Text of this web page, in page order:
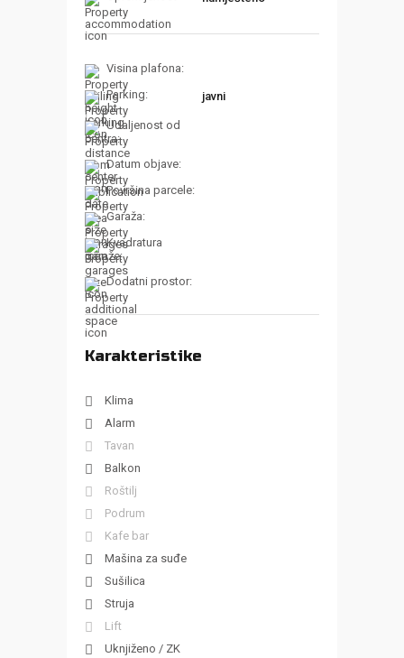
Visina plafona:
Parking:
javni
Udaljenost od
centra:
Datum objave:
Površina parcele:
Garaža:
Kvadratura
garaže:
Dodatni prostor:
Karakteristike
Klima
Alarm
Tavan
Balkon
Roštilj
Podrum
Kafe bar
Mašina za suđe
Sušilica
Struja
Lift
Uknjiženo / ZK